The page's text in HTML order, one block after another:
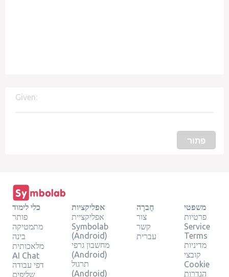
Given:
פתור
כלי לימוד
פותר
מתמטיקה
בינה
מלאכותית
AI Chat
דפי עבודה
שליפים
אפליקציות
אפליקציית
Symbolab
(Android)
מחשבון גרפי
(Android)
תרגול
(Android)
חֶברָה
צור
קשר
עברית
משפטי
פרטיות
Service
Terms
מדיניות
קובצי
Cookie
הגדרות